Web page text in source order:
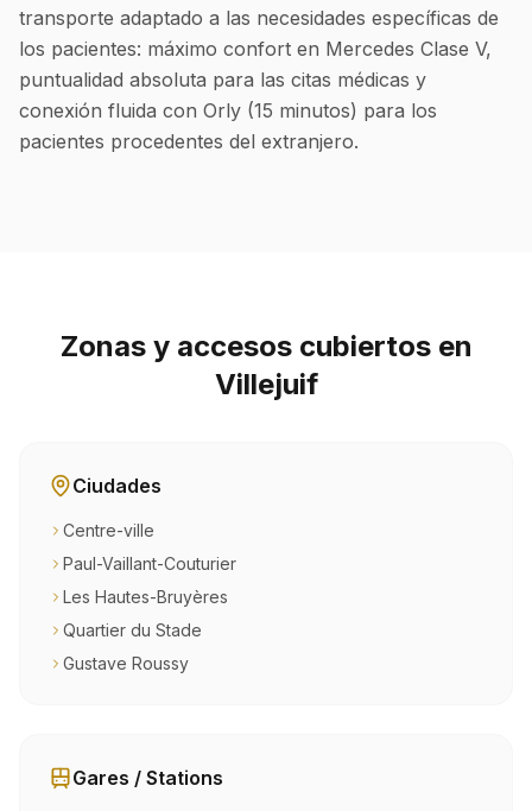
transporte adaptado a las necesidades específicas de
los pacientes: máximo confort en Mercedes Clase V,
puntualidad absoluta para las citas médicas y
conexión fluida con Orly (15 minutos) para los
pacientes procedentes del extranjero.
Zonas y accesos cubiertos en
Villejuif
Ciudades
Centre-ville
Paul-Vaillant-Couturier
Les Hautes-Bruyères
Quartier du Stade
Gustave Roussy
Gares / Stations